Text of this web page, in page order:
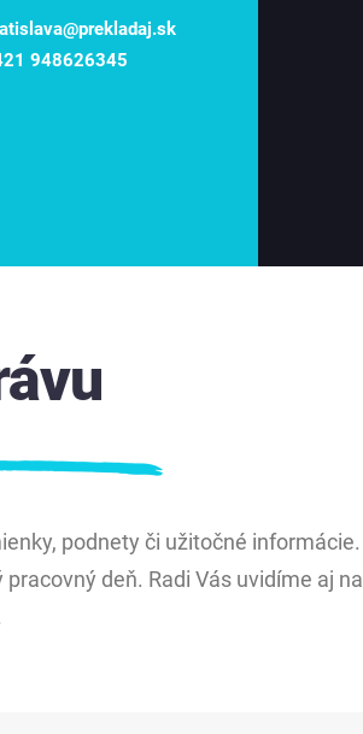
948626345
podnety či užitočné informácie.
deň. Radi Vás uvidíme aj na